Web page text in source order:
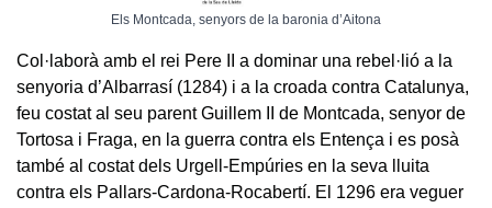
Els Montcada, senyors de la baronia d’Aitona
Col·laborà amb el rei Pere II a dominar una rebel·lió a la
senyoria d’Albarrasí (1284) i a la croada contra Catalunya,
feu costat al seu parent Guillem II de Montcada, senyor de
Tortosa i Fraga, en la guerra contra els Entença i es posà
també al costat dels Urgell-Empúries en la seva lluita
contra els Pallars-Cardona-Rocabertí. El 1296 era veguer